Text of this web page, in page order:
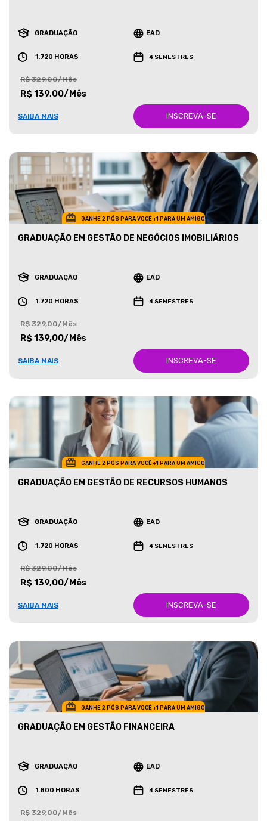
GRADUAÇÃO EAD
1.720 HORAS 4 SEMESTRES
R$ 329,00/Mês
R$ 139,00/Mês
SAIBA MAIS INSCREVA-SE
GANHE 2 PÓS PARA VOCÊ +1 PARA UM AMIGO
GRADUAÇÃO EM GESTÃO DE NEGÓCIOS IMOBILIÁRIOS
GRADUAÇÃO EAD
1.720 HORAS 4 SEMESTRES
R$ 329,00/Mês
R$ 139,00/Mês
SAIBA MAIS INSCREVA-SE
GANHE 2 PÓS PARA VOCÊ +1 PARA UM AMIGO
GRADUAÇÃO EM GESTÃO DE RECURSOS HUMANOS
GRADUAÇÃO EAD
1.720 HORAS 4 SEMESTRES
R$ 329,00/Mês
R$ 139,00/Mês
SAIBA MAIS INSCREVA-SE
GANHE 2 PÓS PARA VOCÊ +1 PARA UM AMIGO
GRADUAÇÃO EM GESTÃO FINANCEIRA
GRADUAÇÃO EAD
1.800 HORAS 4 SEMESTRES
R$ 329,00/Mês